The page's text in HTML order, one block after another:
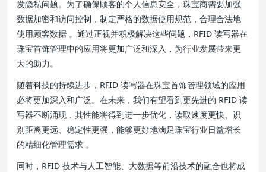
发隐私问题。为了确保顾客的个人信息安全，珠宝商需要加强
数据加密和访问控制，制定严格的数据使用规范，合理合法地
使用顾客数据 。通过正视并积极解决这些问题，RFID 读写器在
珠宝首饰管理中的应用将更加广泛和深入，为行业发展带来更
大的助力。
随着科技的持续进步，RFID 读写器在珠宝首饰管理领域的应用
必将更加深入和广泛。在未来，我们有望看到更先进的 RFID 读
写器不断涌现，其性能将得到进一步优化，读取速度更快、识
别距离更远、稳定性更强，能够更好地满足珠宝行业日益增长
的精细化管理需求 。
同时，RFID 技术与人工智能、大数据等前沿技术的融合也将成